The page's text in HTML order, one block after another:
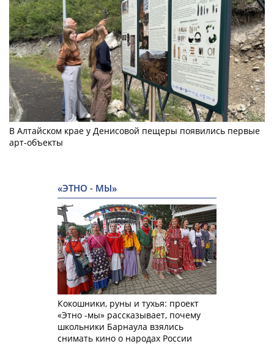
В Алтайском крае у Денисовой пещеры появились первые
арт-объекты
«ЭТНО - МЫ»
Кокошники, руны и тухья: проект
«Этно -мы» рассказывает, почему
школьники Барнаула взялись
снимать кино о народах России